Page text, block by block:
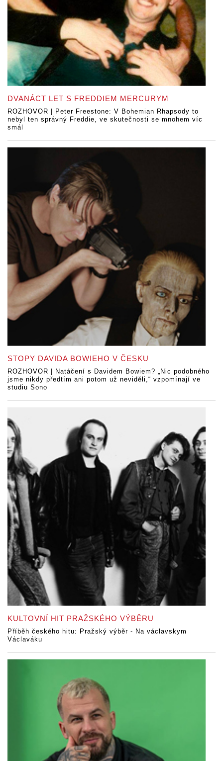
DVANÁCT LET S FREDDIEM MERCURYM
ROZHOVOR | Peter Freestone: V Bohemian Rhapsody to
nebyl ten správný Freddie, ve skutečnosti se mnohem víc
smál
STOPY DAVIDA BOWIEHO V ČESKU
ROZHOVOR | Natáčení s Davidem Bowiem? „Nic podobného
jsme nikdy předtím ani potom už neviděli,“ vzpomínají ve
studiu Sono
KULTOVNÍ HIT PRAŽSKÉHO VÝBĚRU
Příběh českého hitu: Pražský výběr - Na václavskym
Václaváku